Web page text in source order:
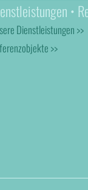
•
Dienstleistungen >>
>>